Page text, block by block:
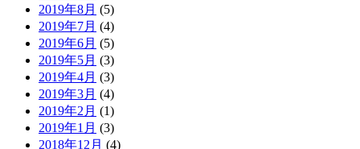
2019年8月 (5)
2019年7月 (4)
2019年6月 (5)
2019年5月 (3)
2019年4月 (3)
2019年3月 (4)
2019年2月 (1)
2019年1月 (3)
2018年12月 (4)